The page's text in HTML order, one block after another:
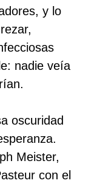
y lo
nadie veía
oscuridad
Meister,
con el